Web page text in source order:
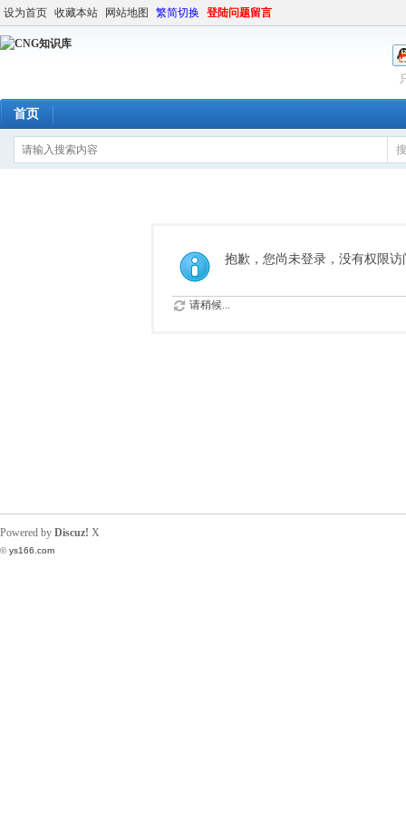
设为首页 收藏本站 网站地图 繁简切换 登陆问题留言
首页
抱歉，您尚未登录，没有权限访
请稍候...
Powered by Discuz! X
©ys166.com